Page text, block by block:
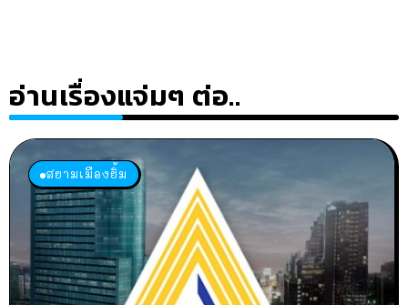
อ่านเรื่องแจ่มๆ ต่อ..
สยามเมืองยิ้ม